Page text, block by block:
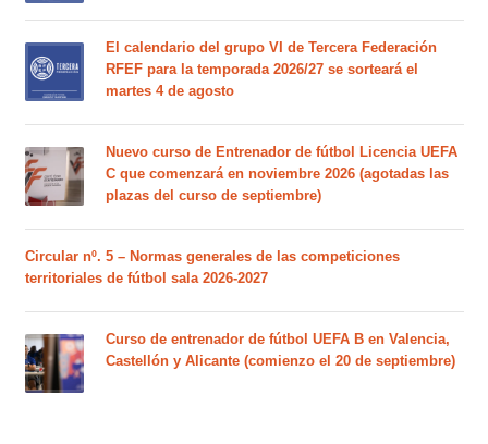
El calendario del grupo VI de Tercera Federación
RFEF para la temporada 2026/27 se sorteará el
martes 4 de agosto
Nuevo curso de Entrenador de fútbol Licencia UEFA
C que comenzará en noviembre 2026 (agotadas las
plazas del curso de septiembre)
Circular nº. 5 – Normas generales de las competiciones
territoriales de fútbol sala 2026-2027
Curso de entrenador de fútbol UEFA B en Valencia,
Castellón y Alicante (comienzo el 20 de septiembre)